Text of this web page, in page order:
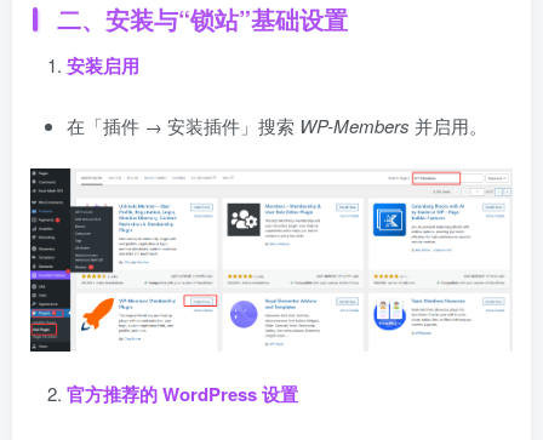
二、安装与“锁站”基础设置
安装启用
在「插件 → 安装插件」搜索 WP-Members 并启用。
官方推荐的 WordPress 设置